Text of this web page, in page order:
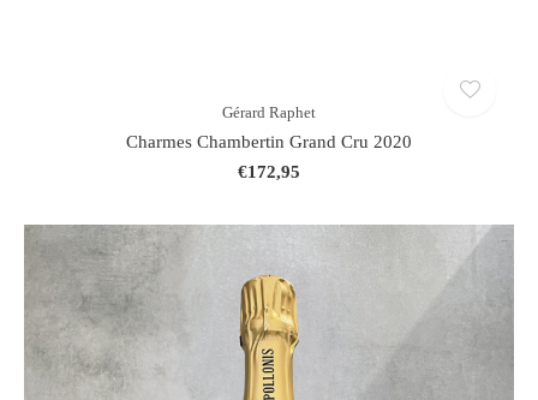
Gérard Raphet
Charmes Chambertin Grand Cru 2020
€172,95